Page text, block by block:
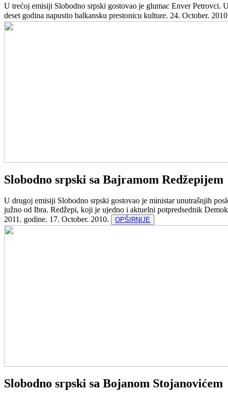
U trećoj emisiji Slobodno srpski gostovao je glumac Enver
deset godina napustio balkansku prestonicu kulture. 24. October.
Slobodno srpski sa Bajramom Redžepijem
U drugoj emisiji Slobodno srpski gostovao je ministar unutrašnjih
južno od Ibra. Redžepi, koji je ujedno i aktuelni potpredsednik
2011. godine. 17. October. 2010. OPŠIRNIJE
Slobodno srpski sa Bojanom Stojanovićem